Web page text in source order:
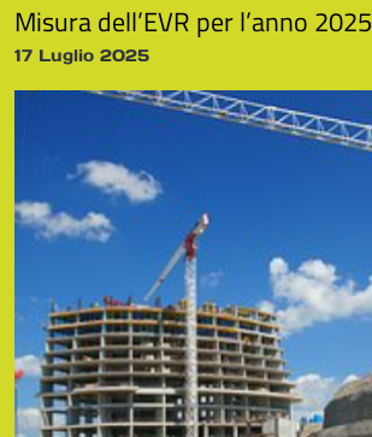
Misura dell’EVR per l’anno 2025
17 Luglio 2025